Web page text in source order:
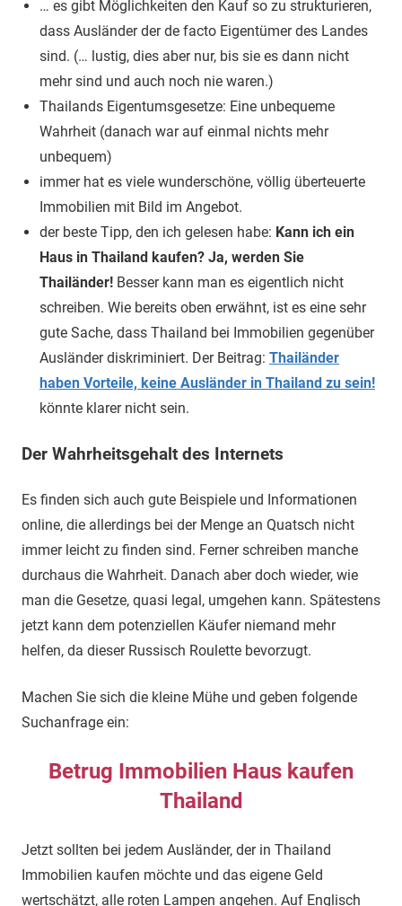
… es gibt Möglichkeiten den Kauf so zu strukturieren,
dass Ausländer der de facto Eigentümer des Landes
sind. (… lustig, dies aber nur, bis sie es dann nicht
mehr sind und auch noch nie waren.)
Thailands Eigentumsgesetze: Eine unbequeme
Wahrheit (danach war auf einmal nichts mehr
unbequem)
immer hat es viele wunderschöne, völlig überteuerte
Immobilien mit Bild im Angebot.
der beste Tipp, den ich gelesen habe: Kann ich ein
Haus in Thailand kaufen? Ja, werden Sie
Thailänder! Besser kann man es eigentlich nicht
schreiben. Wie bereits oben erwähnt, ist es eine sehr
gute Sache, dass Thailand bei Immobilien gegenüber
Ausländer diskriminiert. Der Beitrag: Thailänder
haben Vorteile, keine Ausländer in Thailand zu sein!
könnte klarer nicht sein.
Der Wahrheitsgehalt des Internets
Es finden sich auch gute Beispiele und Informationen
online, die allerdings bei der Menge an Quatsch nicht
immer leicht zu finden sind. Ferner schreiben manche
durchaus die Wahrheit. Danach aber doch wieder, wie
man die Gesetze, quasi legal, umgehen kann. Spätestens
jetzt kann dem potenziellen Käufer niemand mehr
helfen, da dieser Russisch Roulette bevorzugt.
Machen Sie sich die kleine Mühe und geben folgende
Suchanfrage ein:
Betrug Immobilien Haus kaufen
Thailand
Jetzt sollten bei jedem Ausländer, der in Thailand
Immobilien kaufen möchte und das eigene Geld
wertschätzt, alle roten Lampen angehen. Auf Englisch